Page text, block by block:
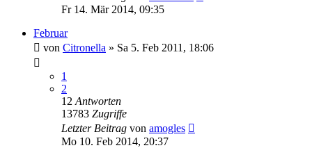
Fr 14. Mär 2014, 09:35
Februar
von Citronella » Sa 5. Feb 2011, 18:06
1
2
12 Antworten
13783 Zugriffe
Letzter Beitrag von amogles
Mo 10. Feb 2014, 20:37